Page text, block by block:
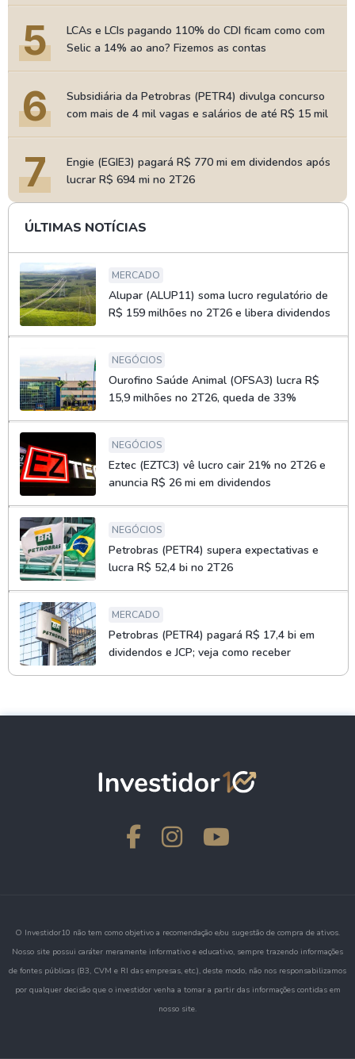
5
LCAs e LCIs pagando 110% do CDI ficam como com
Selic a 14% ao ano? Fizemos as contas
6
Subsidiária da Petrobras (PETR4) divulga concurso
com mais de 4 mil vagas e salários de até R$ 15 mil
7
Engie (EGIE3) pagará R$ 770 mi em dividendos após
lucrar R$ 694 mi no 2T26
ÚLTIMAS NOTÍCIAS
MERCADO
Alupar (ALUP11) soma lucro regulatório de
R$ 159 milhões no 2T26 e libera dividendos
NEGÓCIOS
Ourofino Saúde Animal (OFSA3) lucra R$
15,9 milhões no 2T26, queda de 33%
NEGÓCIOS
Eztec (EZTC3) vê lucro cair 21% no 2T26 e
anuncia R$ 26 mi em dividendos
NEGÓCIOS
Petrobras (PETR4) supera expectativas e
lucra R$ 52,4 bi no 2T26
MERCADO
Petrobras (PETR4) pagará R$ 17,4 bi em
dividendos e JCP; veja como receber
O Investidor10 não tem como objetivo a recomendação e/ou sugestão de compra de ativos.
Nosso site possui caráter meramente informativo e educativo, sempre trazendo informações
de fontes públicas (B3, CVM e RI das empresas, etc.), deste modo, não nos responsabilizamos
por qualquer decisão que o investidor venha a tomar a partir das informações contidas em
nosso site.